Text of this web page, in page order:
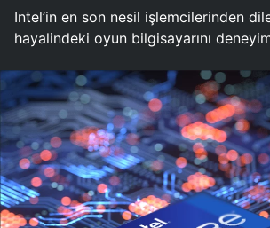
Intel’in en son nesil işlemcilerinden
hayalindeki oyun bilgisayarını